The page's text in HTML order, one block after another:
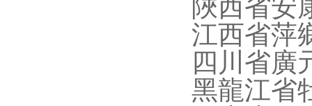
陜西省安
江西省萍
四川省廣
黑龍江省